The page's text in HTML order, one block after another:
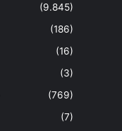
(9.845)
(186)
(16)
(3)
(769)
(7)